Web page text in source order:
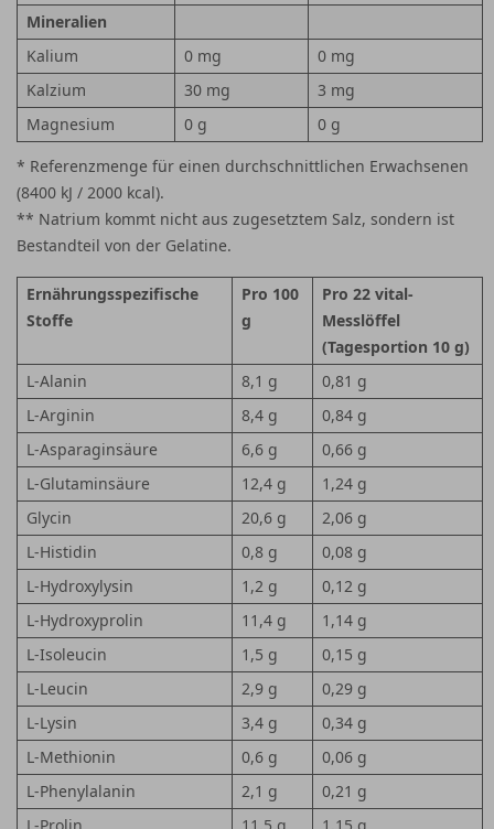
Mineralien
Kalium
0 mg
0 mg
Kalzium
30 mg
3 mg
Magnesium
0 g
0 g
* Referenzmenge für einen durchschnittlichen Erwachsenen
(8400 kJ / 2000 kcal).
** Natrium kommt nicht aus zugesetztem Salz, sondern ist
Bestandteil von der Gelatine.
Ernährungsspezifische
Stoffe
Pro 100
g
Pro 22 vital-
Messlöffel
(Tagesportion 10 g)
L-Alanin
8,1 g
0,81 g
L-Arginin
8,4 g
0,84 g
L-Asparaginsäure
6,6 g
0,66 g
L-Glutaminsäure
12,4 g
1,24 g
Glycin
20,6 g
2,06 g
L-Histidin
0,8 g
0,08 g
L-Hydroxylysin
1,2 g
0,12 g
L-Hydroxyprolin
11,4 g
1,14 g
L-Isoleucin
1,5 g
0,15 g
L-Leucin
2,9 g
0,29 g
L-Lysin
3,4 g
0,34 g
L-Methionin
0,6 g
0,06 g
L-Phenylalanin
2,1 g
0,21 g